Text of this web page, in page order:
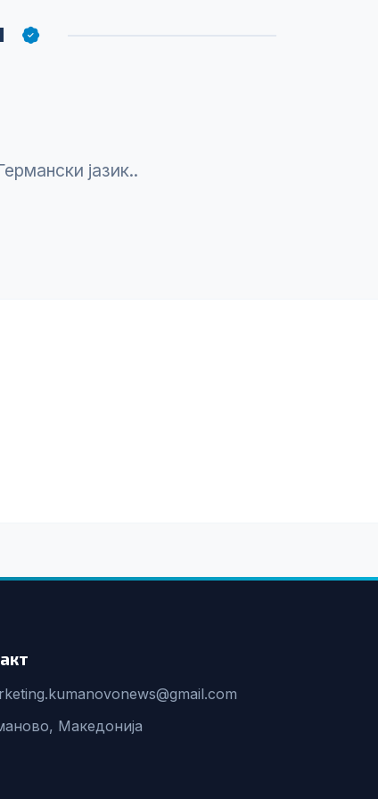
јaзик..
Македонија